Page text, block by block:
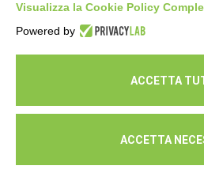
© Cooperativa L'Ovile.
Visualizza la Cookie Policy
Powered by
ACCETTA
ACCETTA